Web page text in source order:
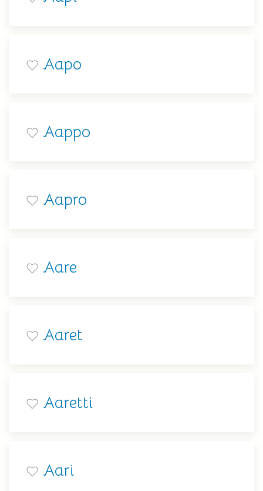
Aapo
Aappo
Aapro
Aare
Aaret
Aaretti
Aari